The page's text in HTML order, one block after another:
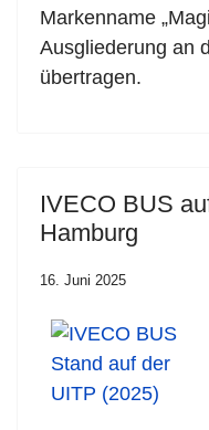
Markenname
Ausgliederung an
übertragen.
IVECO BUS
Hamburg
16. Juni 2025